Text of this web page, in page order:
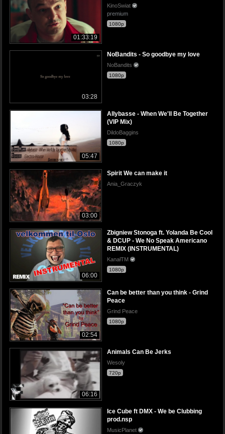
01:33:19
KinoSwiat
premium
1080p
03:28
NoBandits - So goodbye my love
NoBandits
1080p
05:47
Allybasse - When We'll Be Together
(VIP Mix)
DildoBaggins
1080p
03:00
Spirit We can make it
Ania_Graczyk
06:00
Zbigniew Stonoga ft. Yolanda Be Cool
& DCUP - We No Speak Americano
REMIX (INSTRUMENTAL)
KanałTM
1080p
02:54
Can be better than you think - Grind
Peace
Grind Peace
1080p
06:16
Animals Can Be Jerks
Wesoly
720p
Ice Cube ft DMX - We be Clubbing
prod.nsp
MusicPlanet